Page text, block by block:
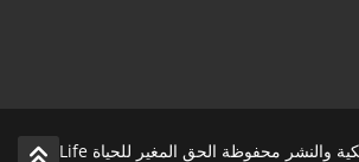
Copyright حقوق الملكية والنشر محفوظة الحق المغير للحياة Life